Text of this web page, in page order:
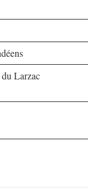
du Larzac